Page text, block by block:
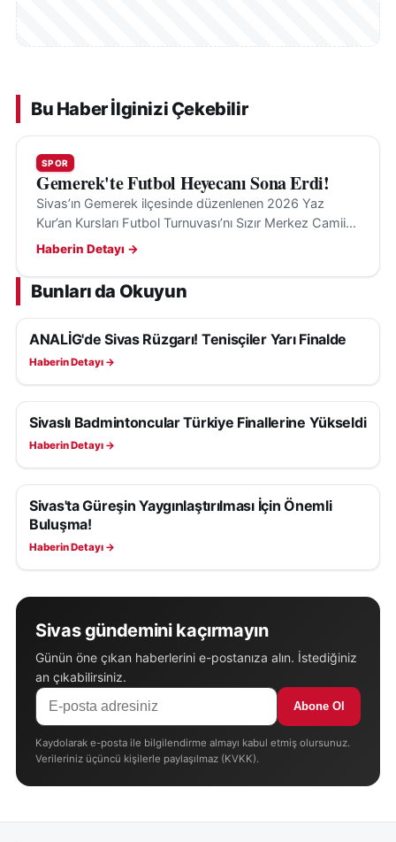
Bu Haber İlginizi Çekebilir
SPOR
Gemerek'te Futbol Heyecanı Sona Erdi!
Sivas’ın Gemerek ilçesinde düzenlenen 2026 Yaz
Kur’an Kursları Futbol Turnuvası’nı Sızır Merkez Camii
öğrencileri kazandı; kupa ve madalyalar kapanışta
Haberin Detayı →
Bunları da Okuyun
SPOR
ANALİG'de Sivas Rüzgarı! Tenisçiler Yarı Finalde
Haberin Detayı →
SPOR
Sivaslı Badmintoncular Türkiye Finallerine Yükseldi
Haberin Detayı →
SPOR
Sivas'ta Güreşin Yaygınlaştırılması İçin Önemli
Buluşma!
Haberin Detayı →
Sivas gündemini kaçırmayın
Günün öne çıkan haberlerini e-postanıza alın. İstediğiniz
an çıkabilirsiniz.
Abone Ol
Kaydolarak e-posta ile bilgilendirme almayı kabul etmiş olursunuz.
Verileriniz üçüncü kişilerle paylaşılmaz (KVKK).